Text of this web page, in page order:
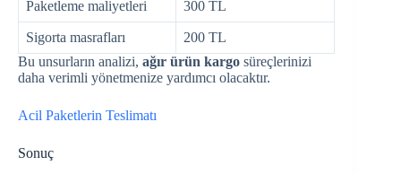
Paketleme maliyetleri 300 TL
Sigorta masrafları
200 TL
Bu unsurların analizi, ağır ürün kargo süreçlerinizi
daha verimli yönetmenize yardımcı olacaktır.
Acil Paketlerin Teslimatı
Sonuç